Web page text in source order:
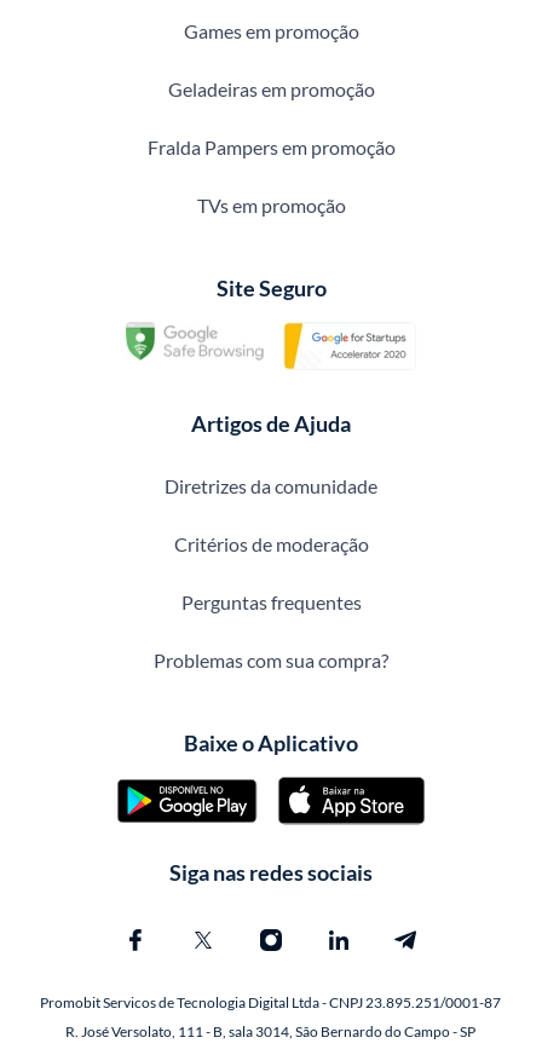
Games em promoção
Geladeiras em promoção
Fralda Pampers em promoção
TVs em promoção
Site Seguro
Artigos de Ajuda
Diretrizes da comunidade
Critérios de moderação
Perguntas frequentes
Problemas com sua compra?
Baixe o Aplicativo
Siga nas redes sociais
Promobit Servicos de Tecnologia Digital Ltda - CNPJ 23.895.251/0001-87
R. José Versolato, 111 - B, sala 3014, São Bernardo do Campo - SP